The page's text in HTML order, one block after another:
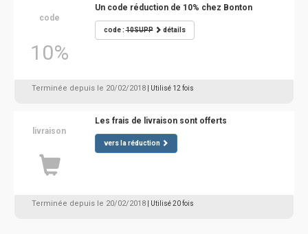
code
10%
Un code réduction de 10% chez Bonton
code :10SUPP détails
Terminée depuis le 20/02/2018 | Utilisé 12 fois
livraison
Les frais de livraison sont offerts
vers la réduction
Terminée depuis le 20/02/2018 | Utilisé 20 fois